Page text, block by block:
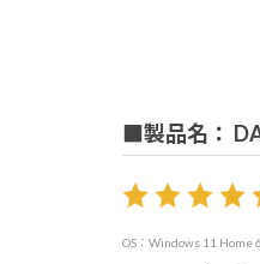
■製品名：
OS：Windows 11 Home